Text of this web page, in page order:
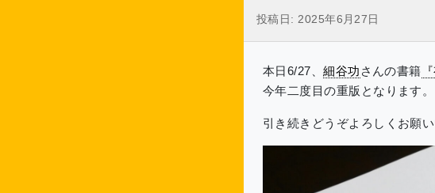
投稿日: 2025年6月27日
本日6/27、細谷功 さんの書籍
今年二度目の重版となります。
引き続きどうぞよろしくお願い